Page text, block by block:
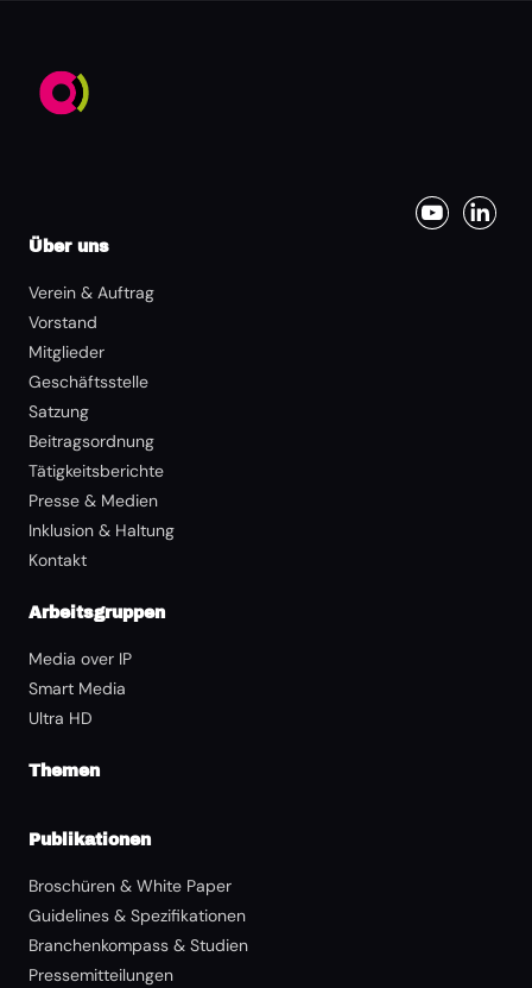
Über uns
Verein & Auftrag
Vorstand
Mitglieder
Geschäftsstelle
Satzung
Beitragsordnung
Tätigkeitsberichte
Presse & Medien
Inklusion & Haltung
Kontakt
Arbeitsgruppen
Media over IP
Smart Media
Ultra HD
Themen
Publikationen
Broschüren & White Paper
Guidelines & Spezifikationen
Branchenkompass & Studien
Pressemitteilungen